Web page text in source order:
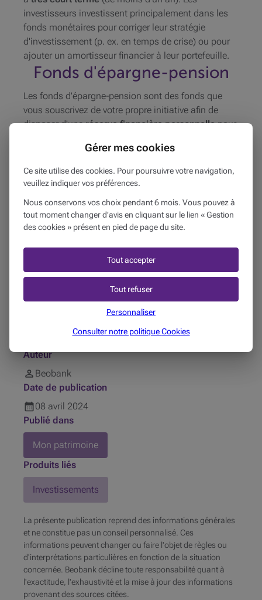
investisseurs investissent principalement dans les
fonds monétaires pour corriger leur stratégie
d'investissement (p. ex. en temps de crise) ou pour
ajouter un amortisseur financier à leur portefeuille.
Fonds d'épargne-pension
Les fonds d'épargne-pension sont des fonds que
vous souscrivez de votre propre initiative afin de
disposer d'uneréserve financière personnellepour
vous bénéficiez chaque année d'un avantage fiscal.
En savoir plus au sujet des différents
types de fonds d’investissement ?
Nos conseillers vous aident volontiers à y
voir plus clair
Auteur
Beobank
Date de publication
08 avril 2024
Publié dans
Mon patrimoine
Produits liés
Investissements
La présente publication reprend des informations générales
et ne constitue pas un conseil personnalisé. Ces
informations peuvent changer ou faire l'objet de règles ou
d'interprétations particulières en fonction de la situation
concernée. Beobank décline toute responsabilité quant à
l'exactitude, l'exhaustivité et la mise à jour des informations
provenant des sources citées.
Gérer mes cookies
Ce site utilise des cookies. Pour poursuivre votre navigation,
veuillez indiquer vos préférences.
Nous conservons vos choix pendant 6 mois. Vous pouvez à
tout moment changer d’avis en cliquant sur le lien « Gestion
des cookies » présent en pied de page du site.
Tout accepter
Tout refuser
Personnaliser
Consulter notre politiqueCookies